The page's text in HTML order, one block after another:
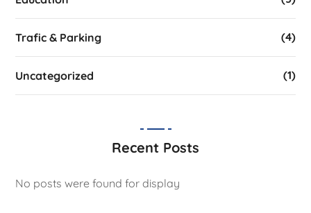
Trafic & Parking (4)
Uncategorized (1)
Recent Posts
No posts were found for display